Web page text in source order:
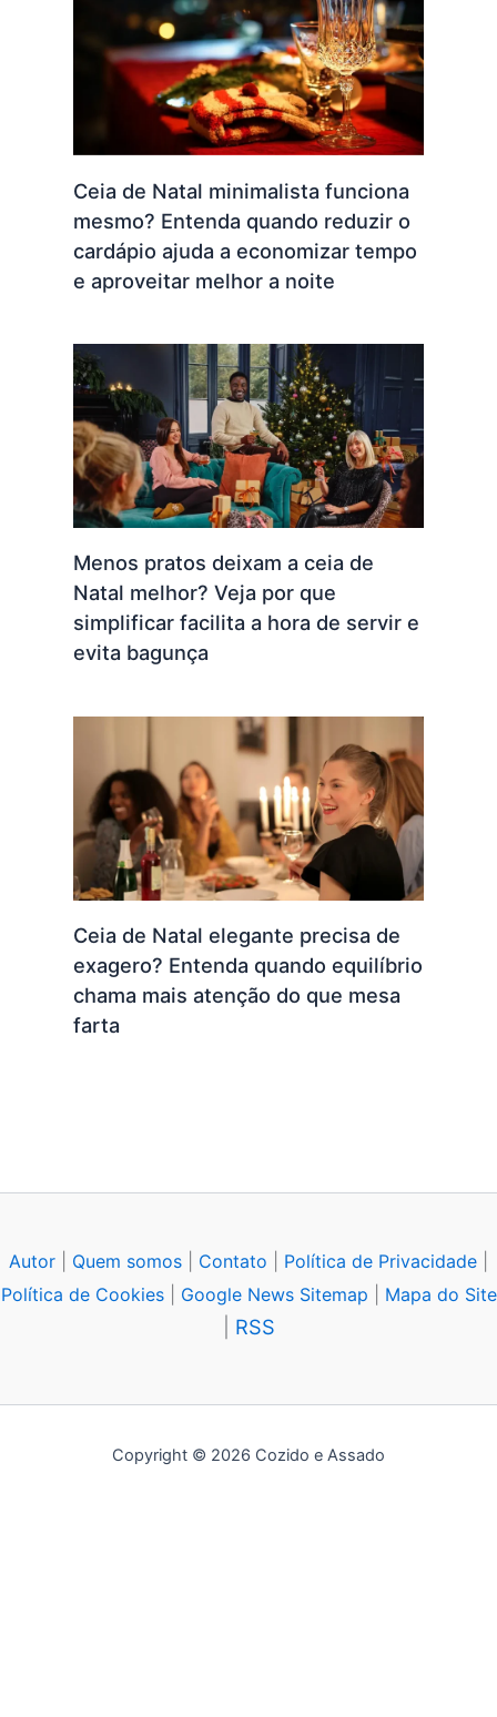
Ceia de Natal minimalista funciona
mesmo? Entenda quando reduzir o
cardápio ajuda a economizar tempo
e aproveitar melhor a noite
Menos pratos deixam a ceia de
Natal melhor? Veja por que
simplificar facilita a hora de servir e
evita bagunça
Ceia de Natal elegante precisa de
exagero? Entenda quando equilíbrio
chama mais atenção do que mesa
farta
Autor Quem somos Contato Política de Privacidade
Política de Cookies| Google News Sitemap Mapa do Site
RSS
Copyright © 2026 Cozido e Assado